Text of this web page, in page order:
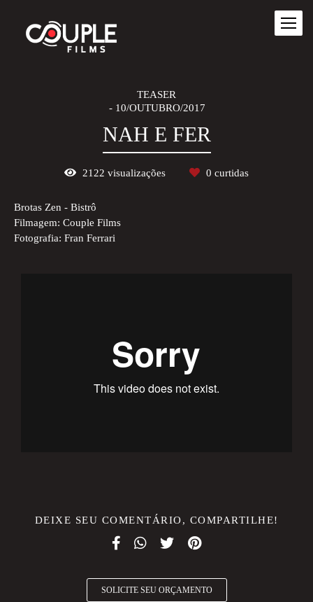
TEASER
10/OUTUBRO/2017
NAH E FER
2122 visualizações 0 curtidas
Brotas Zen - Bistrô
Filmagem: Couple Films
Fotografia: Fran Ferrari
DEIXE SEU COMENTÁRIO, COMPARTILHE!
SOLICITE SEU ORÇAMENTO